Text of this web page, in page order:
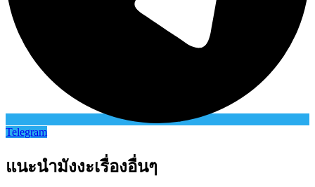
Telegram
แนะนำมังงะเรื่องอื่นๆ